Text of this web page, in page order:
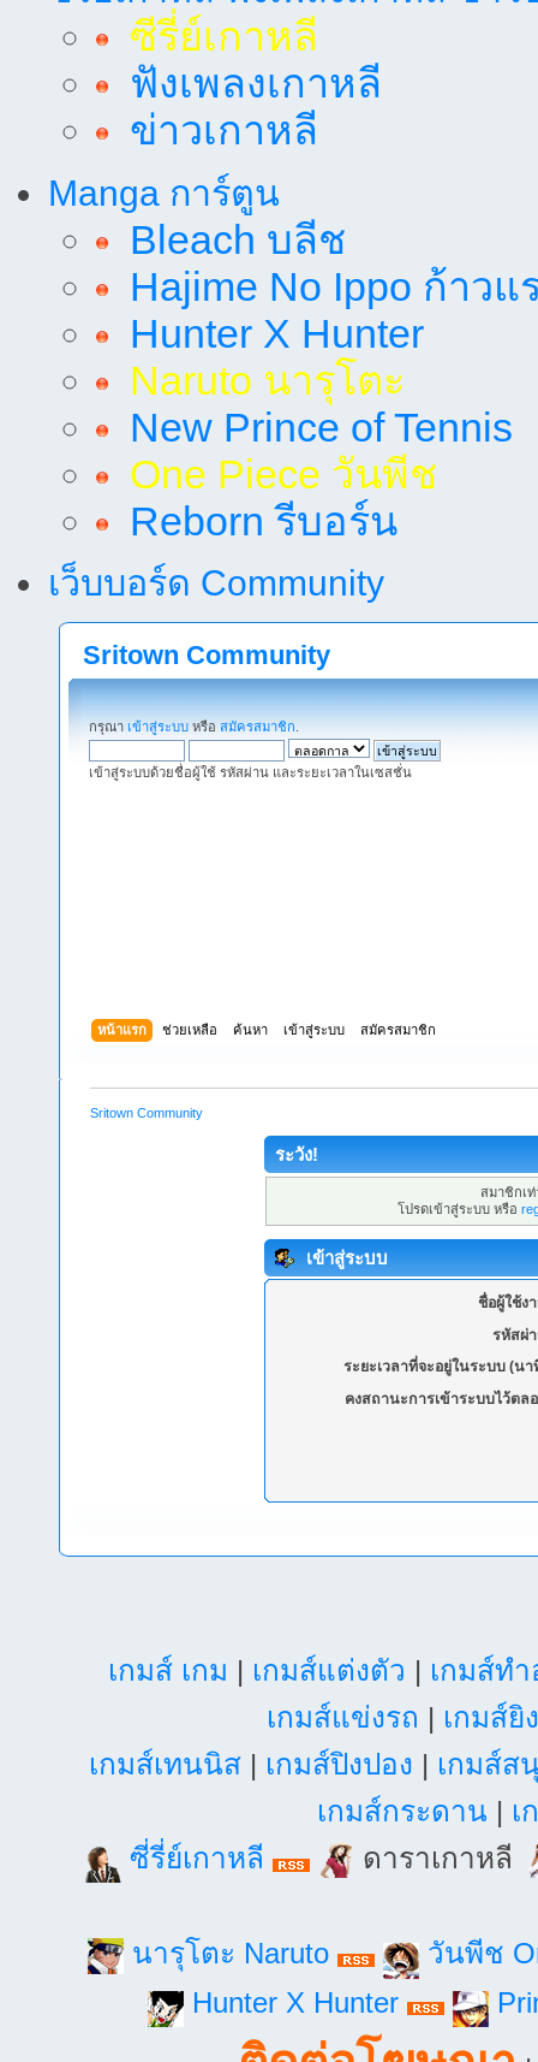
ซีรี่ย์เกาหลี
ฟังเพลงเกาหลี
ข่าวเกาหลี
Manga การ์ตูน
Bleach บลีช
Hajime No Ippo ก้าวแ
Hunter X Hunter
Naruto นารุโตะ
New Prince of Tennis
One Piece วันพีช
Reborn รีบอร์น
เว็บบอร์ด Community
Sritown Community
กรุณา เข้าสู่ระบบ หรือ สมัครสมาชิก
เข้าสู่ระบบด้วยชื่อผู้ใช้ รหัสผ่าน และระยะเวลาในเซสชั่น
หน้าแรก ช่วยเหลือ ค้นหา เข้าสู่ระบบ สมัครสมาชิก
Sritown Community
ระวัง!
สมาชิกเ
โปรดเข้าสู่ระบบ หรือ
เข้าสู่ระบบ
ชื่อผู้ใช้ง
รหัสผ่
ระยะเวลาที่จะอยู่ในระบบ (นา
คงสถานะการเข้าระบบไว้ตล
เกมส์ เกม | เกมส์แต่งตัว | เกมส์ท
เกมส์แข่งรถ | เกมส์ยิ
เกมส์เทนนิส| เกมส์ปิงปอง | เกมส์ส
เกมส์กระดาน | เ
ซี่รี่ย์เกาหลี
ดาราเกาหลี
นารุโตะ Naruto
วันพีช
Hunter X Hunter